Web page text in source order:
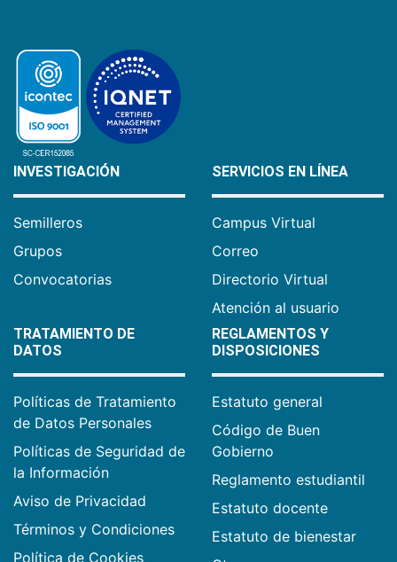
INVESTIGACIÓN
Semilleros
Grupos
Convocatorias
SERVICIOS EN LÍNEA
Campus Virtual
Correo
Directorio Virtual
Atención al usuario
TRATAMIENTO DE
DATOS
Políticas de Tratamiento
de Datos Personales
Políticas de Seguridad de
la Información
Aviso de Privacidad
Términos y Condiciones
Política de Cookies
REGLAMENTOS Y
DISPOSICIONES
Estatuto general
Código de Buen
Gobierno
Reglamento estudiantil
Estatuto docente
Estatuto de bienestar